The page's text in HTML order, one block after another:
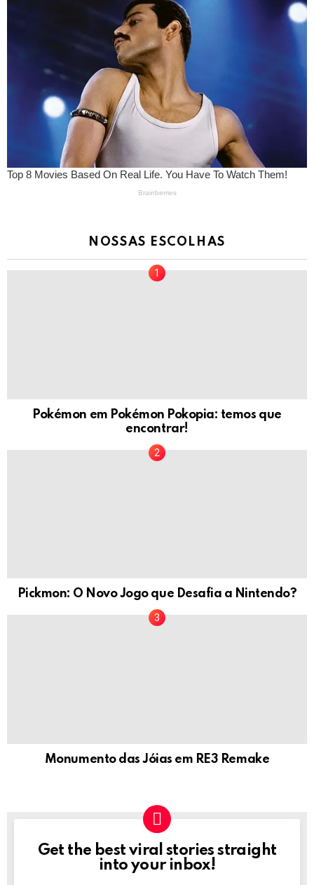
NOSSAS ESCOLHAS
Pokémon em Pokémon Pokopia: temos que
encontrar!
Pickmon: O Novo Jogo que Desafia a Nintendo?
Monumento das Jóias em RE3 Remake
NEWSLETTER
Get the best viral stories straight
into your inbox!